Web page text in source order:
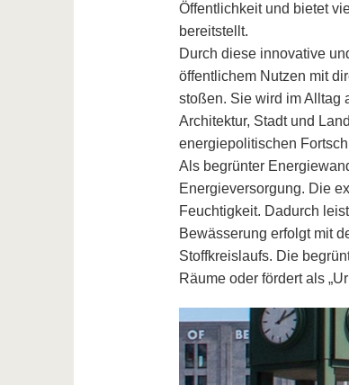
Öffentlichkeit und bietet
bereitstellt.
Durch diese innovative
öffentlichem Nutzen mit
stoßen. Sie wird im Alltag
Architektur, Stadt und
energiepolitischen
Als begrünter
Energieversorgung. Die
Feuchtigkeit. Dadurch
Bewässerung erfolgt mit
Stoffkreislaufs. Die
Räume oder fördert als